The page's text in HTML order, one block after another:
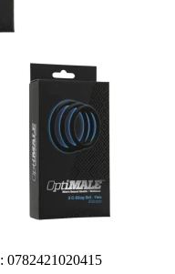
: 0782421020415